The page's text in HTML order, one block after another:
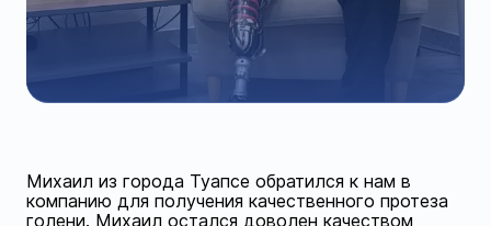
Михаил из города Туапсе обратился к нам в
компанию для получения качественного протеза
голени. Михаил остался доволен качеством